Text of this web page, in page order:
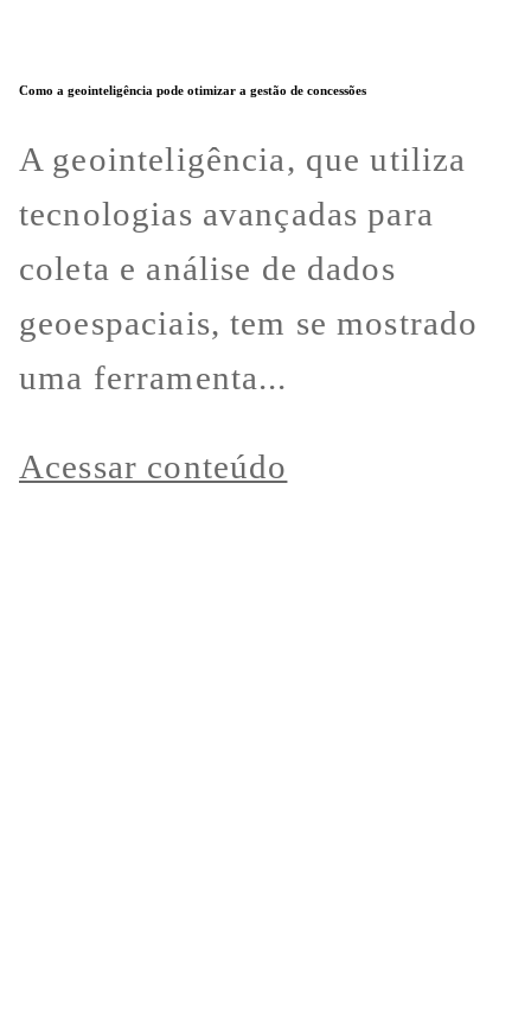
Como a geointeligência pode otimizar a gestão de concessões
A geointeligência, que utiliza
tecnologias avançadas para
coleta e análise de dados
geoespaciais, tem se mostrado
uma ferramenta...
Acessar conteúdo